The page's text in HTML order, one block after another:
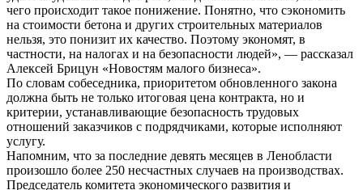
чего происходит такое понижение. Понятно, что сэкономить
на стоимости бетона и других строительных материалов
нельзя, это понизит их качество. Поэтому экономят, в
частности, на налогах и на безопасности людей», — рассказал
Алексей Брицун «Новостям малого бизнеса».
По словам собеседника, приоритетом обновленного закона
должна быть не только итоговая цена контракта, но и
критерии, устанавливающие безопасность трудовых
отношений заказчиков с подрядчиками, которые исполняют
услугу.
Напомним, что за последние девять месяцев в Ленобласти
произошло более 250 несчастных случаев на производствах.
Председатель комитета экономического развития и